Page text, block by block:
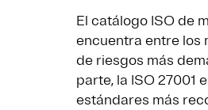
El catálogo ISO de
encuentra entre los
de riesgos más
parte, la ISO 27001
estándares más